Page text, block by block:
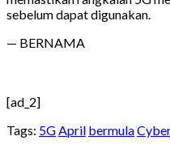
sebelum dapat digunakan.
— BERNAMA
[ad_2]
Tags: 5GApril bermula